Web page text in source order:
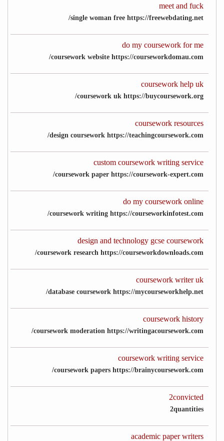
meet and fuck
single woman free https://freewebdating.net/
do my coursework for me
coursework website https://courseworkdomau.com/
coursework help uk
coursework uk https://buycoursework.org/
coursework resources
design coursework https://teachingcoursework.com/
custom coursework writing service
coursework paper https://coursework-expert.com/
do my coursework online
coursework writing https://courseworkinfotest.com/
design and technology gcse coursework
coursework research https://courseworkdownloads.com/
coursework writer uk
database coursework https://mycourseworkhelp.net/
coursework history
coursework moderation https://writingacoursework.com/
coursework writing service
coursework papers https://brainycoursework.com/
2convicted
2quantities
academic paper writers